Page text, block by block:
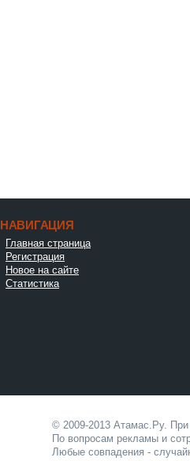
НАВИГАЦИЯ
Главная страница
Регистрация
Новое на сайте
Статистика
© 2009-2013 Атамас.Ру.
По вопросам рекламы и
Любые совпадения -